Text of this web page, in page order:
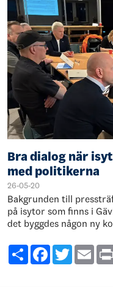
Bra dialog när
med politikerna
26-05-20
Bakgrunden till
på isytor som finns i
det byggdes någon ny
ShareFacebook
Twitter